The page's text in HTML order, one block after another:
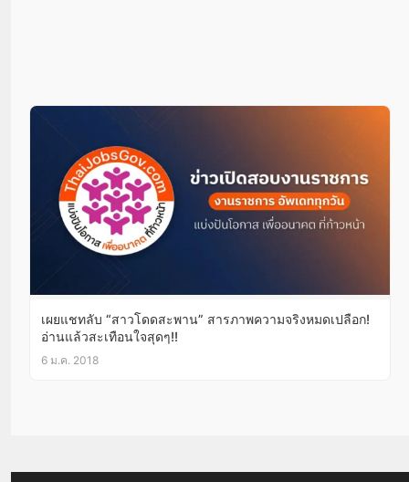
เผยแชทลับ “สาวโดดสะพาน” สารภาพความจริงหมดเปลือก!
อ่านแล้วสะเทือนใจสุดๆ!!
6 ม.ค. 2018